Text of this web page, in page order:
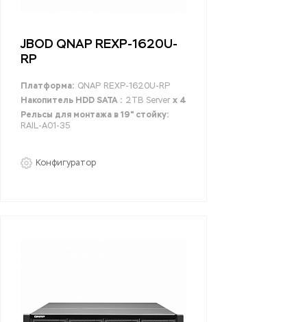
JBOD QNAP REXP-1620U-
RP
Платформа: QNAP REXP-1620U-RP
Накопитель HDD SATA : 2TB Server x 4
Рельсы для монтажа в 19" стойку:
RAIL-A01-35
Конфигуратор